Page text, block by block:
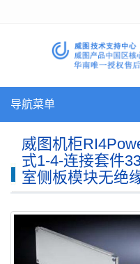
导航菜单
威图机柜
式1-4-连接套件
室侧板模块无绝